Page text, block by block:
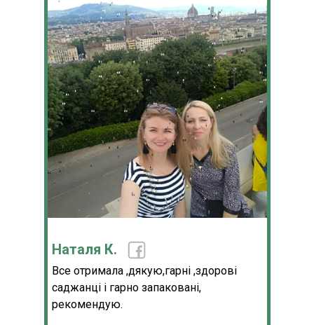
Наталя К.
Все отримала ,дякую,гарні ,здорові
саджанці і гарно запаковані,
рекомендую.